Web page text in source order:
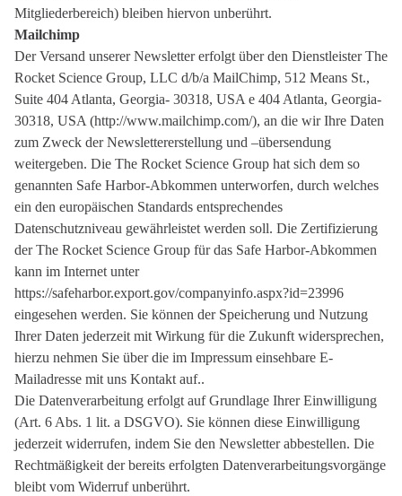
Mitgliederbereich) bleiben hiervon unberührt.
Mailchimp
Der Versand unserer Newsletter erfolgt über den Dienstleister The
Rocket Science Group, LLC d/b/a MailChimp, 512 Means St.,
Suite 404 Atlanta, Georgia- 30318, USA e 404 Atlanta, Georgia-
30318, USA (http://www.mailchimp.com/), an die wir Ihre Daten
zum Zweck der Newslettererstellung und –übersendung
weitergeben. Die The Rocket Science Group hat sich dem so
genannten Safe Harbor-Abkommen unterworfen, durch welches
ein den europäischen Standards entsprechendes
Datenschutzniveau gewährleistet werden soll. Die Zertifizierung
der The Rocket Science Group für das Safe Harbor-Abkommen
kann im Internet unter
https://safeharbor.export.gov/companyinfo.aspx?id=23996
eingesehen werden. Sie können der Speicherung und Nutzung
Ihrer Daten jederzeit mit Wirkung für die Zukunft widersprechen,
hierzu nehmen Sie über die im Impressum einsehbare E-
Mailadresse mit uns Kontakt auf..
Die Datenverarbeitung erfolgt auf Grundlage Ihrer Einwilligung
(Art. 6 Abs. 1 lit. a DSGVO). Sie können diese Einwilligung
jederzeit widerrufen, indem Sie den Newsletter abbestellen. Die
Rechtmäßigkeit der bereits erfolgten Datenverarbeitungsvorgänge
bleibt vom Widerruf unberührt.